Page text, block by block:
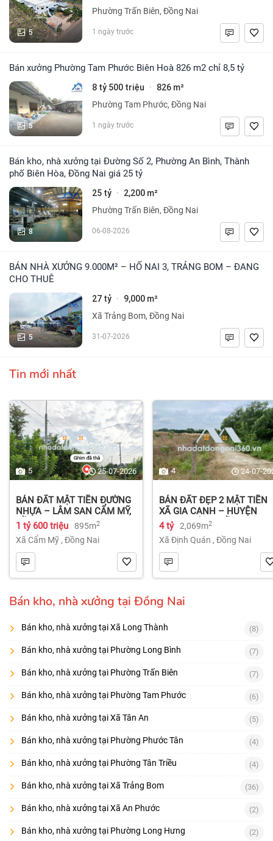
5
Phường Trấn Biên, Đồng Nai
1 ngày trước
Bán xưởng Phường Tam Phước Biên Hoà 826 m2 chỉ 8,5 tỷ
5
8 tỷ 500 triệu · 826 m²
Phường Tam Phước, Đồng Nai
1 ngày trước
Bán kho, nhà xưởng tại Đường Số 2, Phường An Bình, Thành
phố Biên Hòa, Đồng Nai giá 25 tỷ
8
25 tỷ · 2,200 m²
Phường Trấn Biên, Đồng Nai
06-08-2026
BÁN NHÀ XƯỞNG 9.000M² – HỐ NAI 3, TRẢNG BOM – ĐANG
CHO THUÊ
5
27 tỷ · 9,000 m²
Xã Trảng Bom, Đồng Nai
31-07-2026
Tin mới nhất
5 25-07-2026
BÁN ĐẤT MẶT TIỀN ĐƯỜNG
NHỰA – LÂM SAN CẨM MỸ,
ĐỒNG NAI.
1 tỷ 600 triệu 895m2
Xã Cẩm Mỹ , Đồng Nai
4 24-07-
BÁN ĐẤT ĐẸP 2 MẶT TIỀN
XÃ GIA CANH – HUYỆN
ĐỊNH QUÁN – ĐỒNG NAI dt
2.069m² 4 tỷ
4 tỷ 2,069m2
Xã Định Quán , Đồng Nai
Bán kho, nhà xưởng tại Đồng Nai
Bán kho, nhà xưởng tại Xã Long Thành (8)
Bán kho, nhà xưởng tại Phường Long Bình (7)
Bán kho, nhà xưởng tại Phường Trấn Biên (7)
Bán kho, nhà xưởng tại Phường Tam Phước (6)
Bán kho, nhà xưởng tại Xã Tân An (5)
Bán kho, nhà xưởng tại Phường Phước Tân (4)
Bán kho, nhà xưởng tại Phường Tân Triều (4)
Bán kho, nhà xưởng tại Xã Trảng Bom (36)
Bán kho, nhà xưởng tại Xã An Phước (2)
Bán kho, nhà xưởng tại Phường Long Hưng (2)